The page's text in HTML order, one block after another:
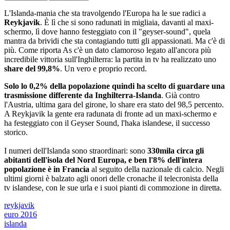
L'Islanda-mania che sta travolgendo l'Europa ha le sue radici a
Reykjavik. È lì che si sono radunati in migliaia, davanti al maxi-
schermo, lì dove hanno festeggiato con il "geyser-sound", quela
mantra da brividi che sta contagiando tutti gli appassionati. Ma c'è di
più. Come riporta As c'è un dato clamoroso legato all'ancora più
incredibile vittoria sull'Inghilterra: la partita in tv ha realizzato uno
share del 99,8%. Un vero e proprio record.
Solo lo 0,2% della popolazione quindi ha scelto di guardare una
trasmissione differente da Inghilterra-Islanda. Già contro
l'Austria, ultima gara del girone, lo share era stato del 98,5 percento.
A Reykjavik la gente era radunata di fronte ad un maxi-schermo e
ha festeggiato con il Geyser Sound, l'haka islandese, il successo
storico.
I numeri dell'Islanda sono straordinari: sono 330mila circa gli
abitanti dell'isola del Nord Europa, e ben l'8% dell'intera
popolazione è in Francia al seguito della nazionale di calcio. Negli
ultimi giorni è balzato agli onori delle cronache il telecronista della
tv islandese, con le sue urla e i suoi pianti di commozione in diretta.
reykjavik
euro 2016
islanda